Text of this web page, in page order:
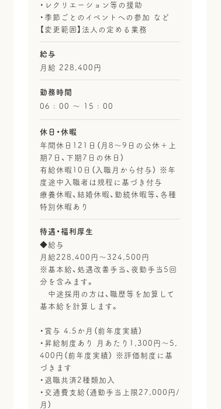
・レクリエーション等の援助
・季節ごとのイベントへの参加 など
【変更範囲】法人の定める業務
給与
月給 228,400円
勤務時間
06 : 00 〜 15 : 00
休日・休暇
年間休日121日（月8～9日の公休＋上
期7日、下期7日の休日）
有給休暇10日（入職月から付与） ※年
度途中入職者は規程に基づき付与
療養休暇、結婚休暇、勤続休暇等、各種
特別休暇あり
待遇・福利厚生
◆給与
月給228,400円～324,500円
※基本給、処遇改善手当、夜勤手当5回
分を含みます。
中途採用の方は、職歴等を加算して
基本給を計算します。
・賞与 4.5か月（前年度実績）
・昇給制度あり 月あたり1,300円～5,
400円（前年度実績） ※評価制度に基
づきます
・退職共済2種類加入
・交通費支給（通勤手当上限27,000円/
月）